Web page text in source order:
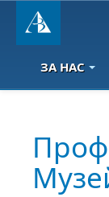
ЗА НАС